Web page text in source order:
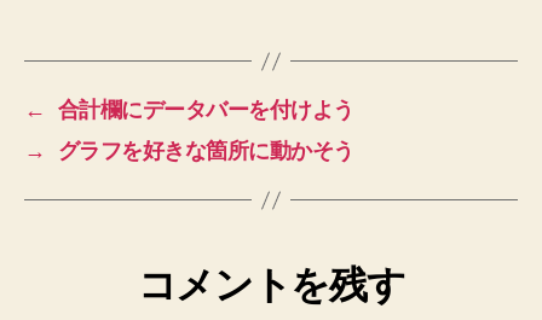
←
合計欄にデータバーを付けよう
→
グラフを好きな箇所に動かそう
コメントを残す